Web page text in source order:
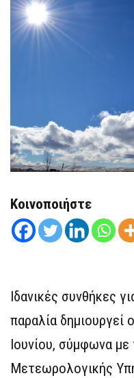
Κοινοποιήστε
Ιδανικές συνθήκες
παραλία δημιουργεί
Ιουνίου, σύμφωνα
Μετεωρολογικής